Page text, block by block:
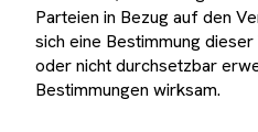
Parteien in Bezug auf den
sich eine Bestimmung
oder nicht durchsetzbar
Bestimmungen wirksam.